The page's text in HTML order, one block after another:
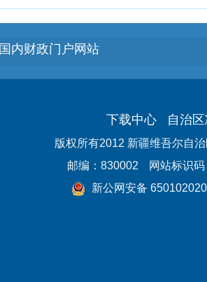
国内财政门户网站
下载中心 自治
版权所有2012 新疆维吾尔自
邮编：830002
网站标识
新公网安备